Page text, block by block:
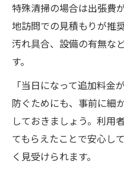
特殊清掃の場合は出張費
地訪問での見積もりが推
汚れ具合、設備の有無な
す。
「当日になって追加料金
防ぐためにも、事前に細
しておきましょう。利用
てもらえたことで安心し
く見受けられます。